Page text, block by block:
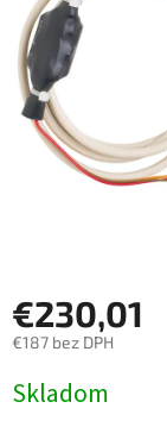
€230,01
€187 bez DPH
cena:
Skladom